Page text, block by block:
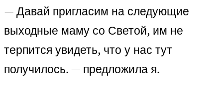
— Давай пригласим на следующие
выходные маму со Светой, им не
терпится увидеть, что у нас тут
получилось. — предложила я.